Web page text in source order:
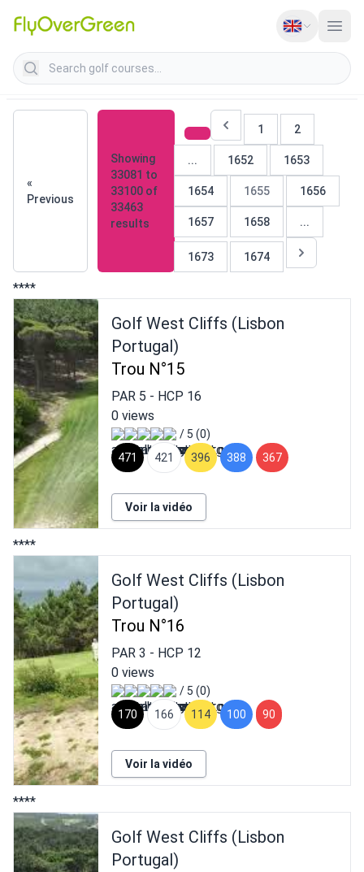
Search golf courses
«
Previous
Showing
33081 to
33100 of
33463
results
1 2
... 1652 1653
1654 1655 1656
1657 1658 ...
1673 1674
****
Golf West Cliffs (Lisbon
Portugal)
Trou N°15
PAR 5 - HCP 16
0 views
/ 5 (0)
471
421 396 388 367
Voir la vidéo
****
Golf West Cliffs (Lisbon
Portugal)
Trou N°16
PAR 3 - HCP 12
0 views
/ 5 (0)
170
166 114 100 90
Voir la vidéo
****
Golf West Cliffs (Lisbon
Portugal)